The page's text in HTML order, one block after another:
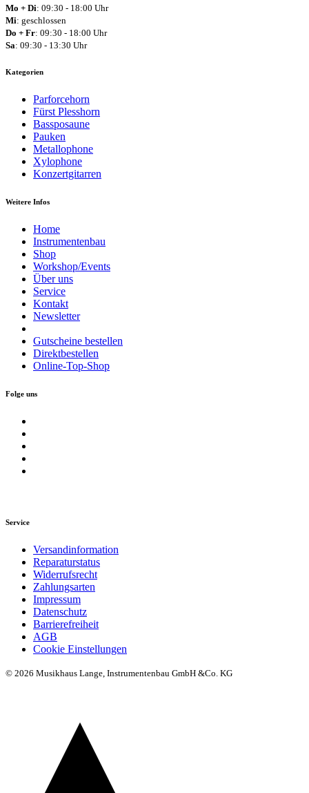
Mo + Di: 09:30 - 18:00 Uhr
Mi: geschlossen
Do + Fr: 09:30 - 18:00 Uhr
Sa: 09:30 - 13:30 Uhr
Kategorien
Parforcehorn
Fürst Plesshorn
Bassposaune
Pauken
Metallophone
Xylophone
Konzertgitarren
Weitere Infos
Home
Instrumentenbau
Shop
Workshop/Events
Über uns
Service
Kontakt
Newsletter
Gutscheine bestellen
Direktbestellen
Online-Top-Shop
Folge uns
Service
Versandinformation
Reparaturstatus
Widerrufsrecht
Zahlungsarten
Impressum
Datenschutz
Barrierefreiheit
AGB
Cookie Einstellungen
© 2026 Musikhaus Lange, Instrumentenbau GmbH &Co. KG